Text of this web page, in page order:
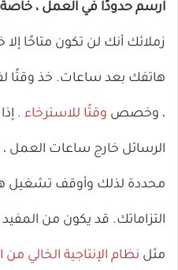
ارسم حدودًا في العمل ،
زملائك أنك لن تكون متاحًا
هاتفك بعد ساعات. خذ وقتًا
، وخصص وقتًا للاسترخاء .
الرسائل خارج ساعات العمل
محددة لذلك وأوقف تشغيل
التزاماتك. قد يكون من
مثل نظام الإنتاجية الخالي من